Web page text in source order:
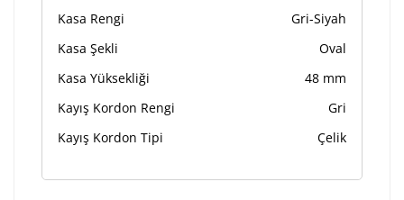
Kasa Rengi
Gri-Siyah
Kasa Şekli
Oval
Kasa Yüksekliği
48 mm
Kayış Kordon Rengi
Gri
Kayış Kordon Tipi
Çelik